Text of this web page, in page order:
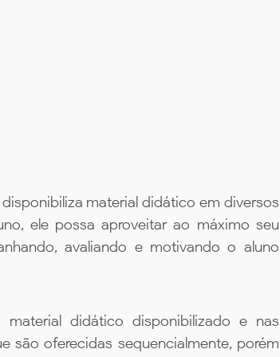
material didático em diversos
ele possa aproveitar ao máximo seu
avaliando e motivando o aluno
didático disponibilizado e nas
são oferecidas sequencialmente, porém